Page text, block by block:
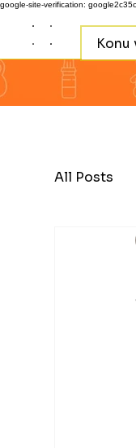
google-site-verification:
All Posts